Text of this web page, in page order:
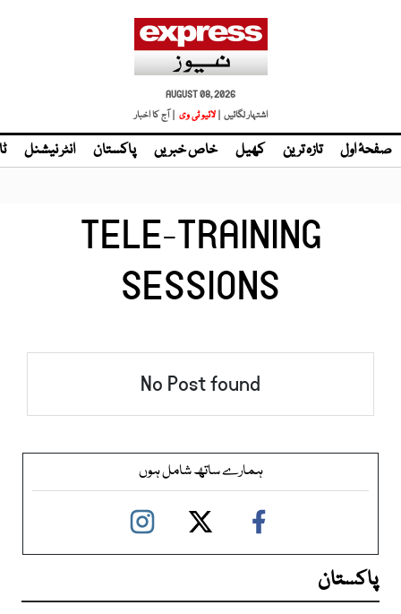
AUGUST 08, 2026
اشتہار لگائیں | لائیو ٹی وی | آج کا اخبار
صفحۂ اول تازہ ترین کھیل خاص خبریں پاکستان انٹر نیشنل
TELE-TRAINING
SESSIONS
No Post found
ہمارے ساتھ شامل ہوں
پاکستان